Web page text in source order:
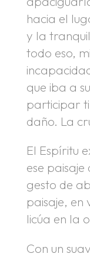
hacia el
y la
todo eso,
que iba a
participar
daño. La
El Espíritu
ese
gesto de
paisaje, en
licúa en la
Con un